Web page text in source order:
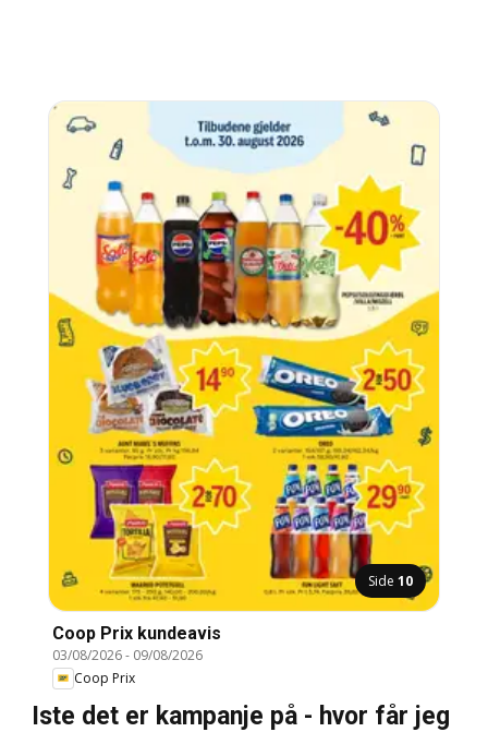
Side 10
Coop Prix kundeavis
03/08/2026- 09/08/2026
Coop Prix
Iste det er kampanje på - hvor får jeg